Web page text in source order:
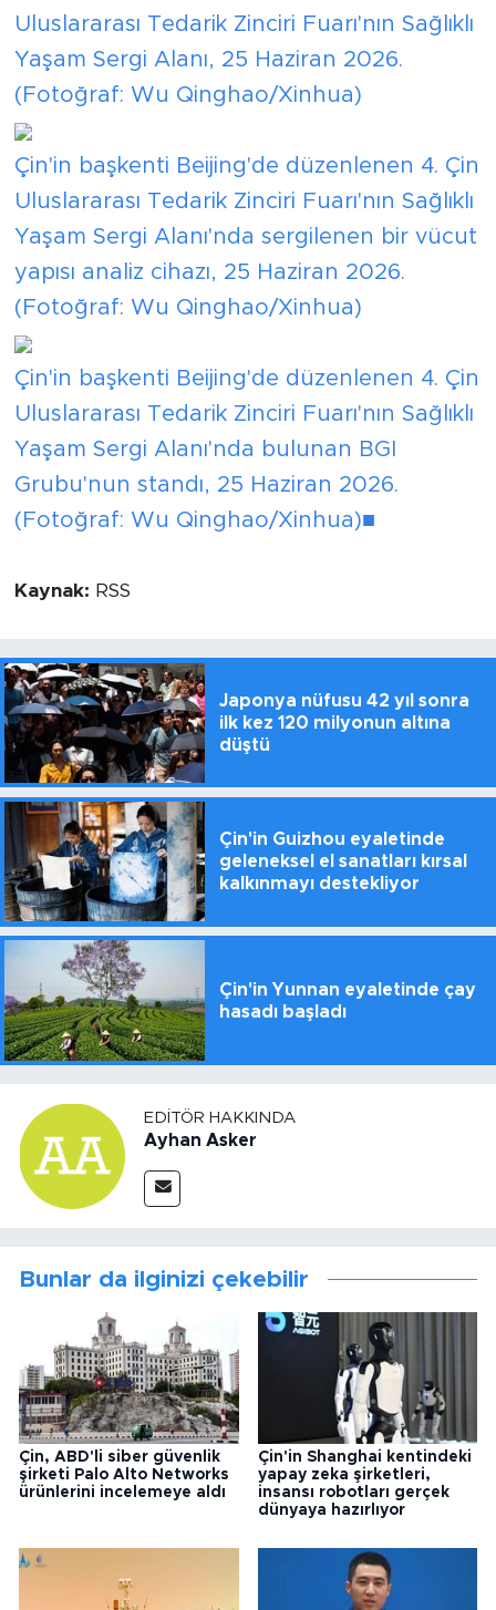
Uluslararası Tedarik Zinciri Fuarı'nın Sağlıklı
Yaşam Sergi Alanı, 25 Haziran 2026.
(Fotoğraf: Wu Qinghao/Xinhua)
Çin'in başkenti Beijing'de düzenlenen 4. Çin
Uluslararası Tedarik Zinciri Fuarı'nın Sağlıklı
Yaşam Sergi Alanı'nda sergilenen bir vücut
yapısı analiz cihazı, 25 Haziran 2026.
(Fotoğraf: Wu Qinghao/Xinhua)
Çin'in başkenti Beijing'de düzenlenen 4. Çin
Uluslararası Tedarik Zinciri Fuarı'nın Sağlıklı
Yaşam Sergi Alanı'nda bulunan BGI
Grubu'nun standı, 25 Haziran 2026.
(Fotoğraf: Wu Qinghao/Xinhua)■
Kaynak: RSS
Japonya nüfusu 42 yıl sonra
ilk kez 120 milyonun altına
düştü
Çin'in Guizhou eyaletinde
geleneksel el sanatları kırsal
kalkınmayı destekliyor
Çin'in Yunnan eyaletinde çay
hasadı başladı
EDITÖR HAKKINDA
Ayhan Asker
Bunlar da ilginizi çekebilir
Çin, ABD'li siber güvenlik
şirketi Palo Alto Networks
ürünlerini incelemeye aldı
Çin'in Shanghai kentindeki
yapay zeka şirketleri,
insansı robotları gerçek
dünyaya hazırlıyor